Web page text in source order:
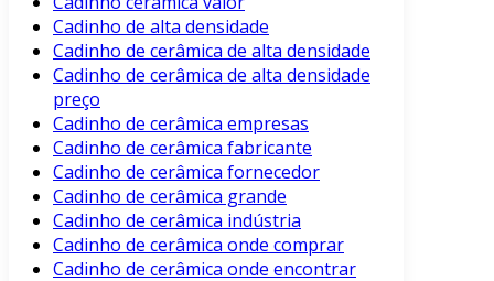
Cadinho de alta densidade
Cadinho de cerâmica de alta densidade
Cadinho de cerâmica de alta densidade
preço
Cadinho de cerâmica empresas
Cadinho de cerâmica fabricante
Cadinho de cerâmica fornecedor
Cadinho de cerâmica grande
Cadinho de cerâmica indústria
Cadinho de cerâmica onde comprar
Cadinho de cerâmica onde encontrar